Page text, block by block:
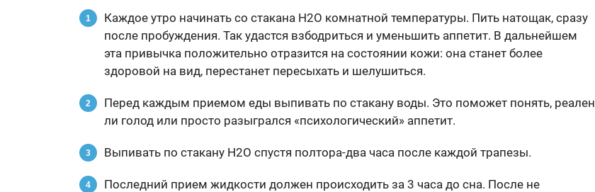
Каждое утро начинать со стакана Н2O комнатной температуры. Пить натощак, сразу
после пробуждения. Так удастся взбодриться и уменьшить аппетит. В дальнейшем
эта привычка положительно отразится на состоянии кожи: она станет более
здоровой на вид, перестанет пересыхать и шелушиться.
Перед каждым приемом еды выпивать по стакану воды. Это поможет понять, реален
ли голод или просто разыгрался «психологический» аппетит.
Выпивать по стакану Н2O спустя полтора-два часа после каждой трапезы.
Последний прием жидкости должен происходить за 3 часа до сна. После не